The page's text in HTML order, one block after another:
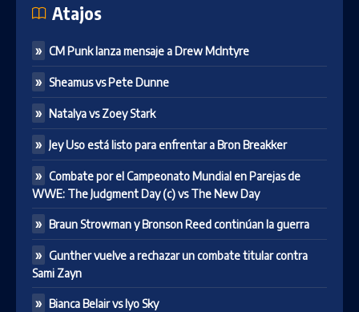
Atajos
CM Punk lanza mensaje a Drew McIntyre
Sheamus vs Pete Dunne
Natalya vs Zoey Stark
Jey Uso está listo para enfrentar a Bron Breakker
Combate por el Campeonato Mundial en Parejas de
WWE: The Judgment Day (c) vs The New Day
Braun Strowman y Bronson Reed continúan la guerra
Gunther vuelve a rechazar un combate titular contra
Sami Zayn
Bianca Belair vs Iyo Sky